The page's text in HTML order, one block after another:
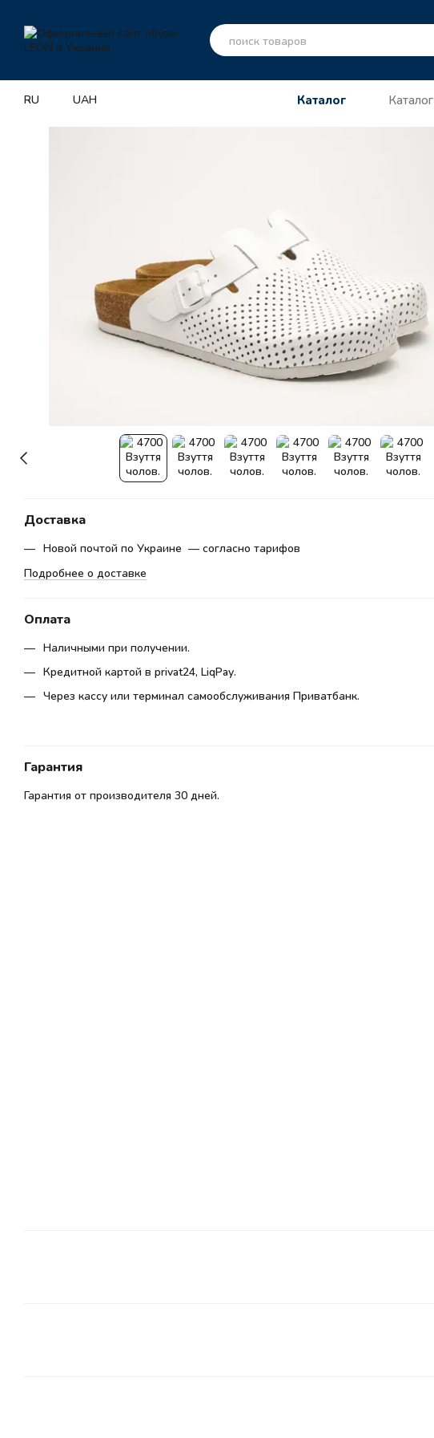
RU UAH Каталог Каталог
Доставка
Новой почтой по Украине — согласно тарифов
Подробнее о доставке
Оплата
Наличными при получении.
Кредитной картой в privat24, LiqPay.
Через кассу или терминал самообслуживания Приватбанк.
Гарантия
Гарантия от производителя 30 дней.